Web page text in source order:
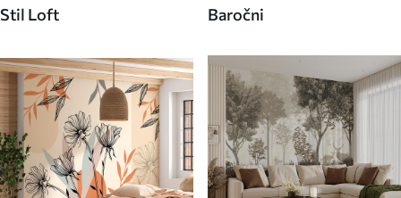
Stil Loft Baročni